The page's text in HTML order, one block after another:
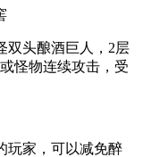
双头酿酒巨人，2层
怪物连续攻击，受
玩家，可以减免醉